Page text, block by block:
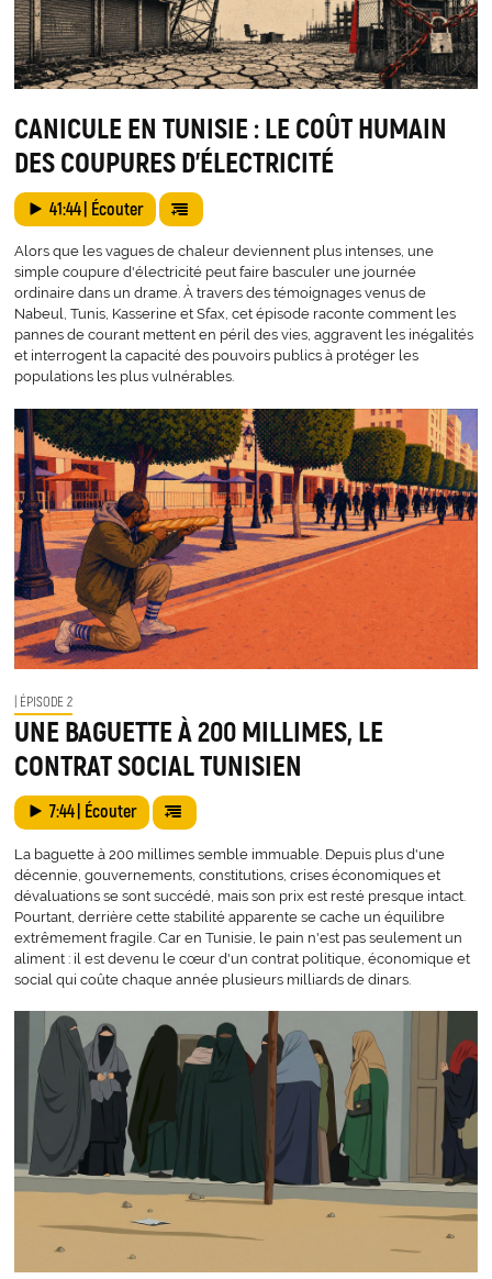
CANICULE EN TUNISIE : LE COÛT HUMAIN
DES COUPURES D’ÉLECTRICITÉ
41:44| Écouter
Alors que les vagues de chaleur deviennent plus intenses, une
simple coupure d'électricité peut faire basculer une journée
ordinaire dans un drame. À travers des témoignages venus de
Nabeul, Tunis, Kasserine et Sfax, cet épisode raconte comment les
pannes de courant mettent en péril des vies, aggravent les inégalités
et interrogent la capacité des pouvoirs publics à protéger les
populations les plus vulnérables.
| ÉPISODE 2
UNE BAGUETTE À 200 MILLIMES, LE
CONTRAT SOCIAL TUNISIEN
7:44| Écouter
La baguette à 200 millimes semble immuable. Depuis plus d'une
décennie, gouvernements, constitutions, crises économiques et
dévaluations se sont succédé, mais son prix est resté presque intact.
Pourtant, derrière cette stabilité apparente se cache un équilibre
extrêmement fragile. Car en Tunisie, le pain n'est pas seulement un
aliment : il est devenu le cœur d'un contrat politique, économique et
social qui coûte chaque année plusieurs milliards de dinars.